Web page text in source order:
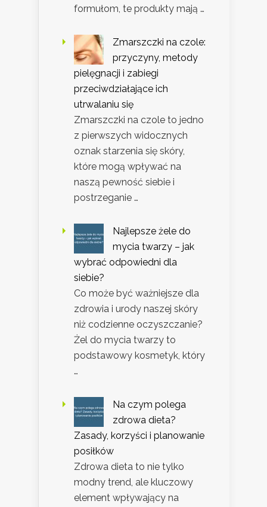
formułom, te produkty mają …
Zmarszczki na czole:
przyczyny, metody
pielęgnacji i zabiegi
przeciwdziałające ich
utrwalaniu się
Zmarszczki na czole to jedno
z pierwszych widocznych
oznak starzenia się skóry,
które mogą wpływać na
naszą pewność siebie i
postrzeganie …
Najlepsze żele do
mycia twarzy – jak
wybrać odpowiedni dla
siebie?
Co może być ważniejsze dla
zdrowia i urody naszej skóry
niż codzienne oczyszczanie?
Żel do mycia twarzy to
podstawowy kosmetyk, który
…
Na czym polega
zdrowa dieta?
Zasady, korzyści i planowanie
posiłków
Zdrowa dieta to nie tylko
modny trend, ale kluczowy
element wpływający na